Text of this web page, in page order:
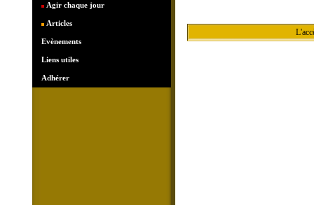
Agir chaque jour
Articles
Evènements
Liens utiles
Adhérer